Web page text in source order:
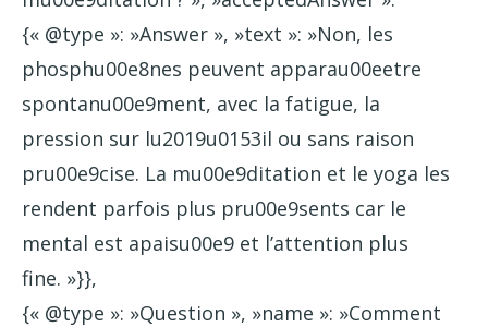
{« @type »: »Answer », »text »: »Non, les
phosphu00e8nes peuvent apparau00eetre
spontanu00e9ment, avec la fatigue, la
pression sur lu2019u0153il ou sans raison
pru00e9cise. La mu00e9ditation et le yoga les
rendent parfois plus pru00e9sents car le
mental est apaisu00e9 et l’attention plus
fine. »}},
{« @type »: »Question », »name »: »Comment